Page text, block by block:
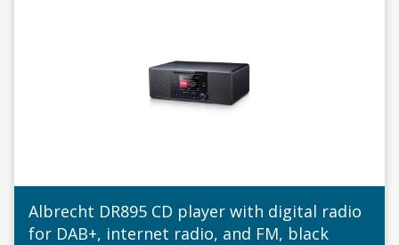
Albrecht DR895 CD player with digital radio
for DAB+, internet radio, and FM, black